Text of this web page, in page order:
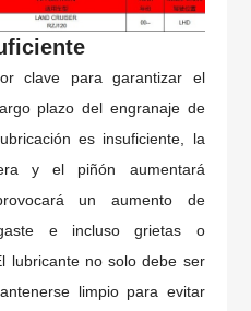
clave para garantizar el
plazo del engranaje de
es insuficiente, la
y el piñón aumentará
un aumento de
e incluso grietas o
lubricante no solo debe ser
limpio para evitar